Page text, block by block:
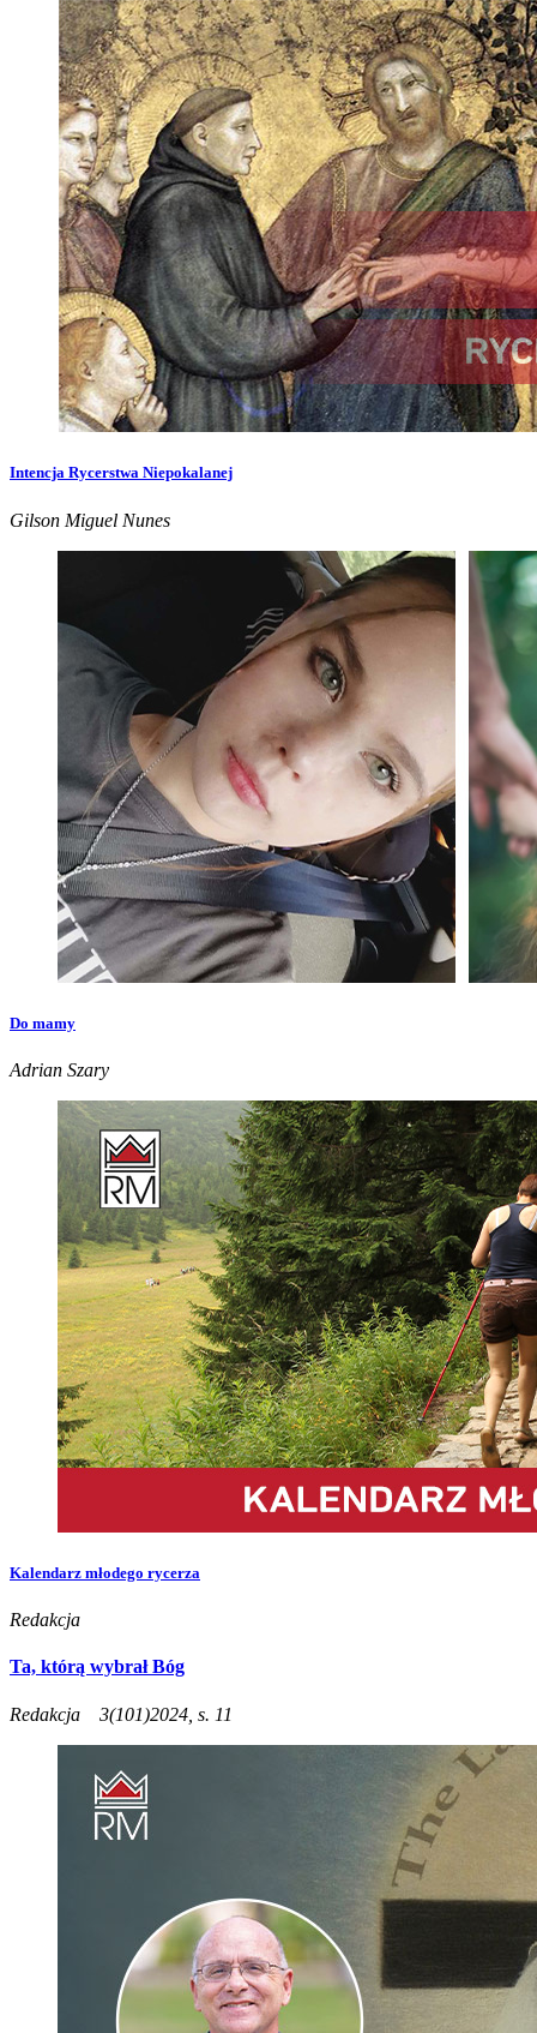
Intencja Rycerstwa Niepokalanej
Gilson Miguel Nunes
Do mamy
Adrian Szary
Kalendarz młodego rycerza
Redakcja
Ta, którą wybrał Bóg
Redakcja 3(101)2024, s. 11